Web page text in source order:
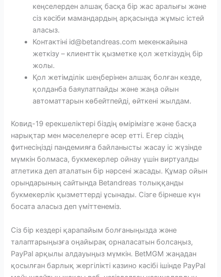
кеңселерден алшақ басқа бір жас аралығы және
сіз кәсіби мамандардың арқасында жұмыс істей
аласыз.
Контактіні id@betandreas.com мекенжайына
жеткізу – клиенттік қызметке қол жеткізудің бір
жолы.
Қол жетімділік шеңберінен алшақ болған кезде,
қолданба баяулатпайды және жаңа ойын
автоматтарын көбейтпейді, өйткені жылдам.
Ковид-19 ерекшеліктері біздің өмірімізге және басқа
нарықтар мен мәселелерге әсер етті. Егер сіздің
фитнесіңізді пандемияға байланысты жасау іс жүзінде
мүмкін болмаса, букмекерлер ойнау үшін виртуалды
атлетика деп аталатын бір нәрсені жасады. Құмар ойын
орындарының сайтында Betandreas толыққанды
букмекерлік қызметтерді ұсынады. Сізге бірнеше күн
босата аласыз деп үміттенеміз.
Сіз бір кездері қарапайым болғаныңызда және
талаптарыңызға оңайырақ орналасатын болсаңыз,
PayPal арқылы алдауыңыз мүмкін. BetMGM жаңадан
қосылған барлық жергілікті казино кәсібі ішінде PayPal